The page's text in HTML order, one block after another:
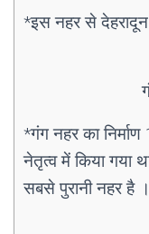
*इस नहर से देहरादून
*गंग नहर का
नेतृत्व में किया गया
सबसे पुरानी नहर है ।